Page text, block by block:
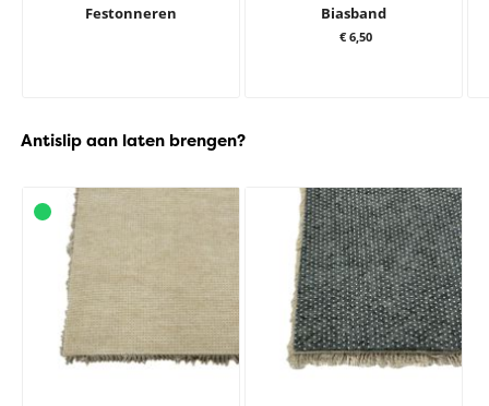
Festonneren Biasband
€ 6,50
Antislip aan laten brengen?